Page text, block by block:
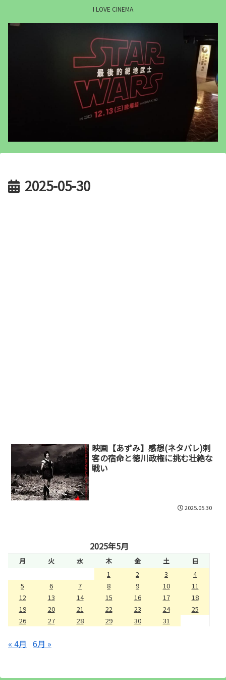
I LOVE CINEMA
2025-05-30
映画【あずみ】感想(ネタバレ)刺
客の宿命と徳川政権に挑む壮絶な
戦い
2025.05.30
2025年5月
月 火 水 木 金 土
日
1
2 3
4
5
6 7 8 9 10
11
12
13 14 15 16 17
18
19
20 21 22 23 24
25
26
27 28 29 30 31
« 4月 6月 »